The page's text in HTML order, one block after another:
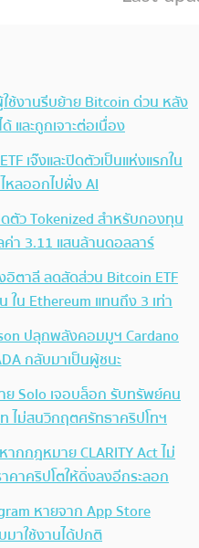
ช้งานรีบย้าย Bitcoin ด่วน หลัง
และถูกเจาะต่อเนื่อง
เจ๊งและปิดตัวเป็นแห่งแรกใน
หลออกไปฝั่ง AI
ดตัว Tokenized สำหรับกองทุน
ค่า 3.11 แสนล้านดอลลาร์
ตาลี ลดสัดส่วน Bitcoin ETF
ใน Ethereum แทนถึง 3 เท่า
ปลุกพลังคอมมูฯ Cardano
กลับมาเป็นผู้ชนะ
Solo เจอบล็อก รับทรัพย์คน
ไม่สนวิกฤตศรัทธาคริปโทฯ
กกฎหมาย CLARITY Act ไม่
าคริปโตให้ดิ่งลงอีกระลอก
หายจาก App Store
าใช้งานได้ปกติ